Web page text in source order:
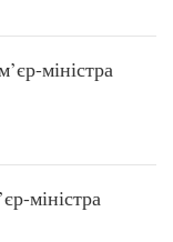
міністра
міністра